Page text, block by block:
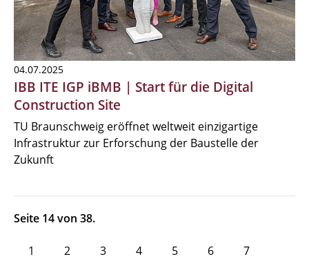
04.07.2025
IBB ITE IGP iBMB | Start für die Digital
Construction Site
TU Braunschweig eröffnet weltweit einzigartige
Infrastruktur zur Erforschung der Baustelle der
Zukunft
Seite 14 von 38.
1 2 3 4 5 6 7